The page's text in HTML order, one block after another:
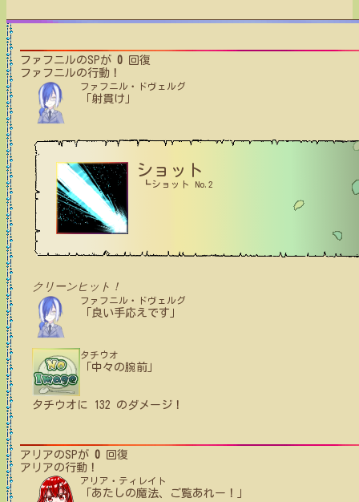
ファフニルのSPが 0 回復
ファフニルの行動！
ファフニル・ドヴェルグ
「射貫け」
ショット
┗ショット No.2
クリーンヒット！
ファフニル・ドヴェルグ
「良い手応えです」
タチウオ
「中々の腕前」
タチウオ に 132 のダメージ！
アリアのSPが 0 回復
アリアの行動！
アリア・ティレイト
「あたしの魔法、ご覧あれー！」